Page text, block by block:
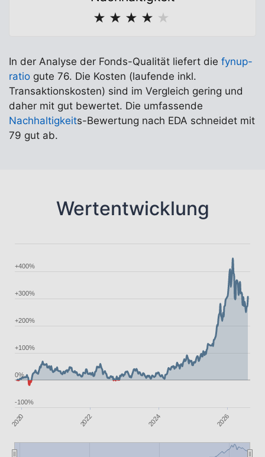
★ ★ ★ ★ ★
In der Analyse der Fonds-Qualität liefert die fynup-
ratio gute 76. Die Kosten (laufende inkl.
Transaktionskosten) sind im Vergleich gering und
daher mit gut bewertet. Die umfassende
Nachhaltigkeits-Bewertung nach EDA schneidet mit
79 gut ab.
Wertentwicklung
2020 2022 2024 2026
-100%
0%
+100%
+200%
+300%
+400%